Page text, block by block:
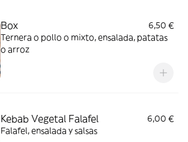
Box
6,50 €
Ternera o pollo o mixto, ensalada, patatas
o arroz
Kebab Vegetal Falafel
6,00 €
Falafel, ensalada y salsas